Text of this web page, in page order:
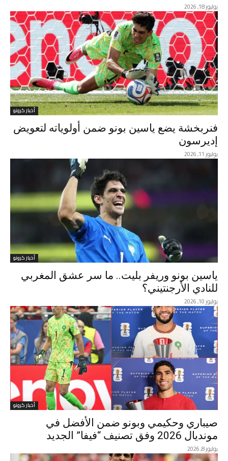
يوليوز 18, 2026
أخبار كرونو
فنربخشة يضع ياسين بونو ضمن أولوياته لتعويض
إديرسون
يوليوز 11, 2026
أخبار كرونو
ياسين بونو وريفر بليت.. ما سر عشق المغربي
للنادي الأرجنتيني؟
يوليوز 10, 2026
أخبار كرونو
صيباري وحكيمي وبونو ضمن الأفضل في
مونديال 2026 وفق تصنيف “فيفا” الجديد
يوليوز 8, 2026